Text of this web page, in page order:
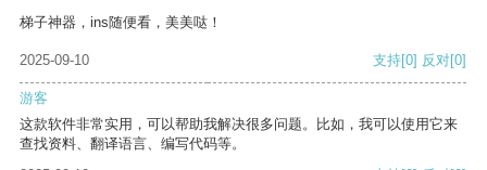
梯子神器，ins随便看，美美哒！
2025-09-10 支持[0] 反对[0]
游客
这款软件非常实用，可以帮助我解决很多问题。比如，我可以使用它来
查找资料、翻译语言、编写代码等。